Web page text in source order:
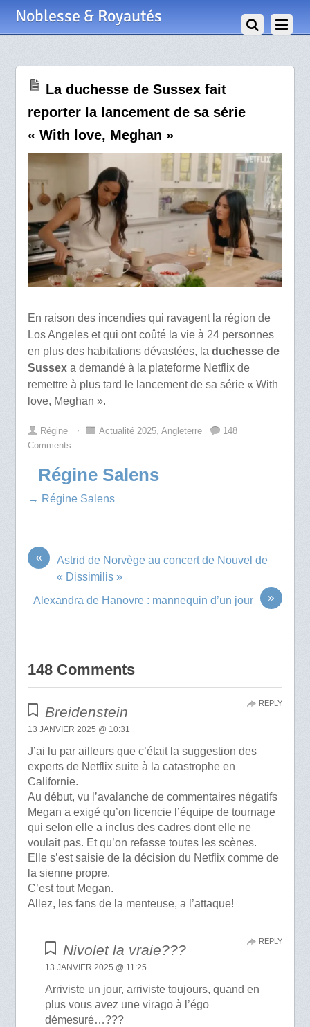
Noblesse & Royautés
La duchesse de Sussex fait
reporter la lancement de sa série
« With love, Meghan »
En raison des incendies qui ravagent la région de
Los Angeles et qui ont coûté la vie à 24 personnes
en plus des habitations dévastées, la duchesse de
Sussexa demandé à la plateforme Netflix de
remettre à plus tard le lancement de sa série « With
love, Meghan ».
Régine ⋅ Actualité 2025, Angleterre
148
Comments
Régine Salens
→ Régine Salens
«
Astrid de Norvège au concert de Nouvel de
« Dissimilis »
»
Alexandra de Hanovre : mannequin d’un jour
148 Comments
Breidenstein
13 JANVIER 2025 @ 10:31
J’ai lu par ailleurs que c’était la suggestion des
experts de Netflix suite à la catastrophe en
Californie.
Au début, vu l’avalanche de commentaires négatifs
Megan a exigé qu’on licencie l’équipe de tournage
qui selon elle a inclus des cadres dont elle ne
voulait pas. Et qu’on refasse toutes les scènes.
Elle s’est saisie de la décision du Netflix comme de
la sienne propre.
C’est tout Megan.
Allez, les fans de la menteuse, a l’attaque!
REPLY
Nivolet la vraie???
13 JANVIER 2025 @ 11:25
Arriviste un jour, arriviste toujours, quand en
plus vous avez une virago à l’égo
démesuré…???
REPLY